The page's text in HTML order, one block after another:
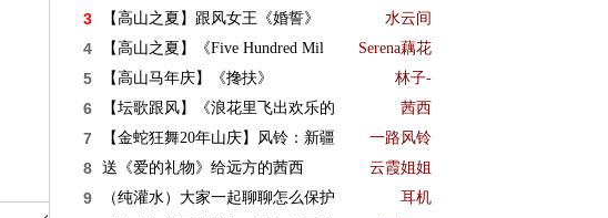
3 【高山之夏】跟风女王《婚誓》 水云间
4 【高山之夏】《Five Hundred Mil Serena藕花
5 【高山马年庆】《搀扶》 林子-
6 【坛歌跟风】《浪花里飞出欢乐的 茜西
7 【金蛇狂舞20年山庆】风铃：新疆 一路风铃
8 送《爱的礼物》给远方的茜西 云霞姐姐
9 （纯灌水）大家一起聊聊怎么保护 耳机